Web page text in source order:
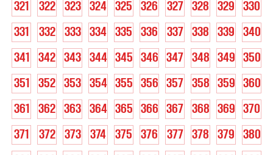
321
322 323 324 325 326 327 328 329
330
331
332 333 334 335 336 337 338 339
340
341
342 343 344 345 346 347 348 349
350
351
352 353 354 355 356 357 358 359
360
361
362 363 364 365 366 367 368 369
370
371
372 373 374 375 376 377 378 379
380